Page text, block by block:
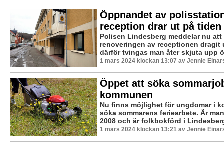
Öppnandet av
reception drar ut på tiden
Polisen Lindesberg meddelar nu att
renoveringen av receptionen dragit
därför tvingas man åter skjuta upp
1 mars 2024 klockan 13:07 av Jennie
Öppet att söka
kommunen
Nu finns möjlighet för ungdomar i
söka sommarens feriearbete. Är
2008 och är folkbokförd i
1 mars 2024 klockan 13:21 av Jennie